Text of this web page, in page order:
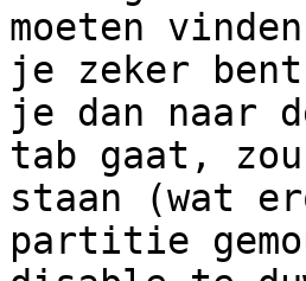
moeten
je zeker
je dan naar
tab gaat,
staan (wat
partitie